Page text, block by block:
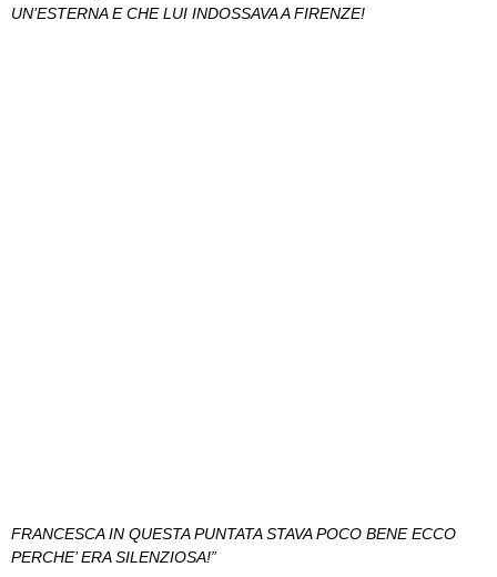
UN’ESTERNA E CHE LUI INDOSSAVA A FIRENZE!
FRANCESCA IN QUESTA PUNTATA STAVA POCO BENE ECCO
PERCHE’ ERA SILENZIOSA!”